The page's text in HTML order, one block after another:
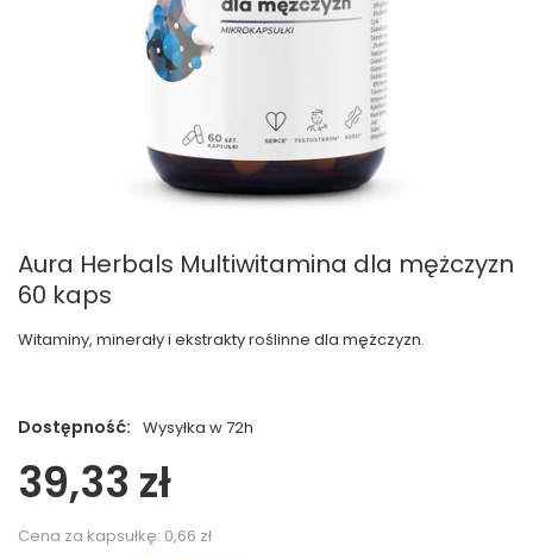
Aura Herbals Multiwitamina dla mężczyzn
60 kaps
Witaminy, minerały i ekstrakty roślinne dla mężczyzn.
Dostępność: Wysyłka w 72h
39,33 zł
Cena za kapsułkę: 0,66 zł